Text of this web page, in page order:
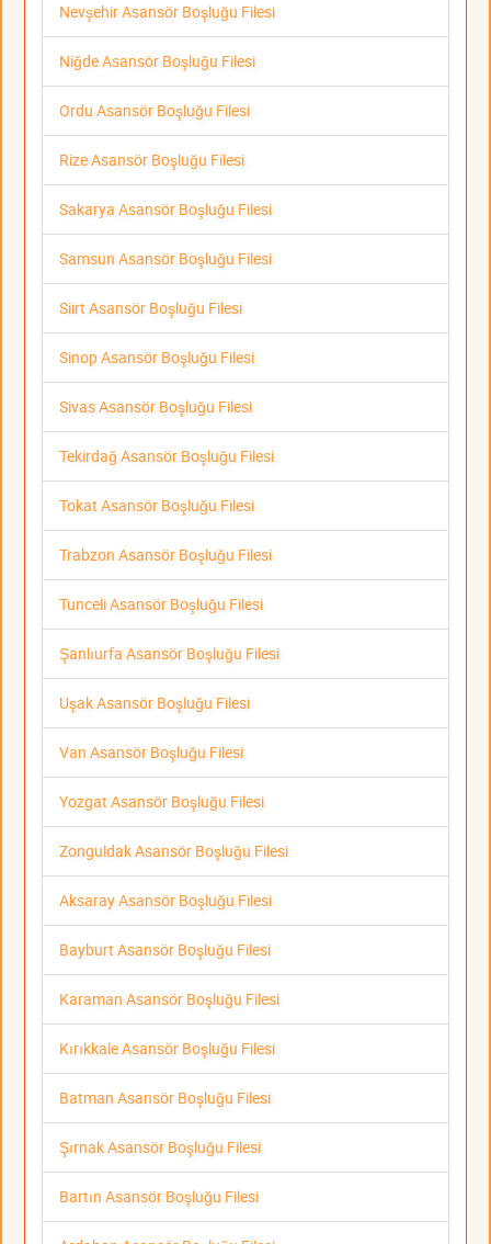
Nevşehir Asansör Boşluğu Filesi
Niğde Asansör Boşluğu Filesi
Ordu Asansör Boşluğu Filesi
Rize Asansör Boşluğu Filesi
Sakarya Asansör Boşluğu Filesi
Samsun Asansör Boşluğu Filesi
Siirt Asansör Boşluğu Filesi
Sinop Asansör Boşluğu Filesi
Sivas Asansör Boşluğu Filesi
Tekirdağ Asansör Boşluğu Filesi
Tokat Asansör Boşluğu Filesi
Trabzon Asansör Boşluğu Filesi
Tunceli Asansör Boşluğu Filesi
Şanlıurfa Asansör Boşluğu Filesi
Uşak Asansör Boşluğu Filesi
Van Asansör Boşluğu Filesi
Yozgat Asansör Boşluğu Filesi
Zonguldak Asansör Boşluğu Filesi
Aksaray Asansör Boşluğu Filesi
Bayburt Asansör Boşluğu Filesi
Karaman Asansör Boşluğu Filesi
Kırıkkale Asansör Boşluğu Filesi
Batman Asansör Boşluğu Filesi
Şırnak Asansör Boşluğu Filesi
Bartın Asansör Boşluğu Filesi